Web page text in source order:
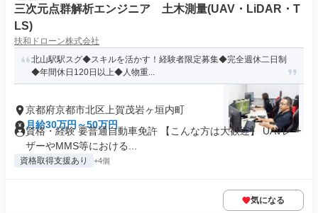
三次元点群解析エンジニア 土木測量(UAV・LiDAR・T
LS)
扶和ドローン株式会社
北山駅駅スグ◆スキルを活かす！経験者限定募集◆完全週休二日制
◆年間休日120日以上◆人物重...
京都府京都市北区上賀茂岩ヶ垣内町
月給30万円～50万円
資格・経験 要普通自動車免許 【こんな方は大歓迎】 UAVレー
ザーやMMS等における...
資格取得支援あり +4個
気になる